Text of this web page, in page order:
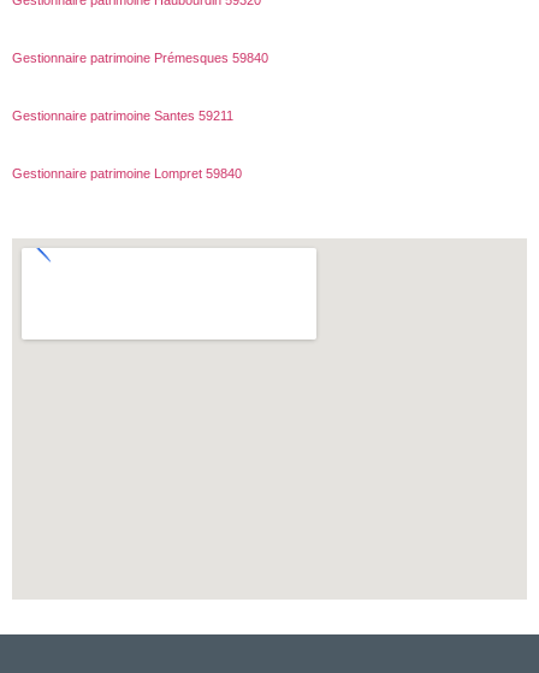
Gestionnaire patrimoine Prémesques 59840
Gestionnaire patrimoine Santes 59211
Gestionnaire patrimoine Lompret 59840